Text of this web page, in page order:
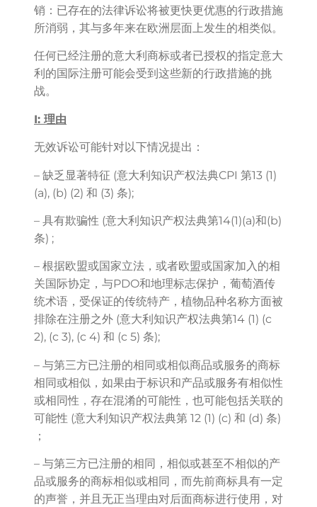
销：已存在的法律诉讼将被更快更优惠的行政措施
所消弱，其与多年来在欧洲层面上发生的相类似。
任何已经注册的意大利商标或者已授权的指定意大
利的国际注册可能会受到这些新的行政措施的挑
战。
I: 理由
无效诉讼可能针对以下情况提出：
– 缺乏显著特征 (意大利知识产权法典CPI 第13 (1)
(a), (b) (2) 和 (3) 条);
– 具有欺骗性 (意大利知识产权法典第14(1)(a)和(b)
条) ;
– 根据欧盟或国家立法，或者欧盟或国家加入的相
关国际协定，与PDO和地理标志保护，葡萄酒传
统术语，受保证的传统特产，植物品种名称方面被
排除在注册之外 (意大利知识产权法典第14 (1) (c
2), (c 3), (c 4) 和 (c 5) 条);
– 与第三方已注册的相同或相似商品或服务的商标
相同或相似，如果由于标识和产品或服务有相似性
或相同性，存在混淆的可能性，也可能包括关联的
可能性 (意大利知识产权法典第 12 (1) (c) 和 (d) 条)
；
– 与第三方已注册的相同，相似或甚至不相似的产
品或服务的商标相似或相同，而先前商标具有一定
的声誉，并且无正当理由对后面商标进行使用，对